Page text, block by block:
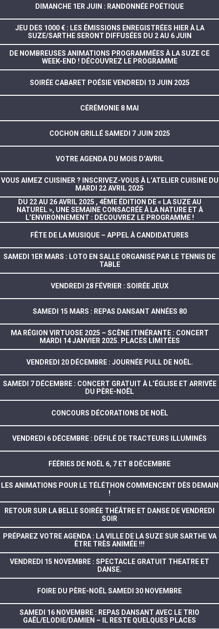
DIMANCHE 1ER JUIN : RANDONNÉE POÉTIQUE
JEU DES 1000 € : LES ÉMISSIONS ENREGISTRÉES HIER À LA
SUZE/SARTHE SERONT DIFFUSÉES DU 2 AU 6 JUIN
DE NOMBREUSES ANIMATIONS PROGRAMMÉES À LA SUZE CE
WEEK-END ! DÉCOUVREZ LE PROGRAMME
SOIRÉE CABARET POÉSIE VENDREDI 13 JUIN 2025
CÉRÉMONIE 8 MAI
COCHON GRILLÉ SAMEDI 7 JUIN 2025
VOTRE AGENDA DU MOIS D’AVRIL
VOUS AIMEZ CUISINER ? INSCRIVEZ-VOUS À L’ATELIER CUISINE DU
MARDI 22 AVRIL 2025
DU 22 AU 26 AVRIL 2025 , 4ÈME ÉDITION DE « LA SUZE AU
NATUREL », UNE SEMAINE CONSACRÉE À LA NATURE ET À
L’ENVIRONNEMENT : DÉCOUVREZ LE PROGRAMME !
FÊTE DE LA MUSIQUE – APPEL À CANDIDATURES
SAMEDI 1ER MARS : LOTO EN SALLE ORGANISÉ PAR LE TENNIS DE
TABLE
VENDREDI 28 FÉVRIER : SOIRÉE JEUX
SAMEDI 15 MARS : REPAS DANSANT ANNÉES 80
MA RÉGION VIRTUOSE 2025 – SCÈNE ITINÉRANTE : CONCERT
MARDI 14 JANVIER 2025. PLACES LIMITÉES
VENDREDI 20 DÉCEMBRE : JOURNÉE PULL DE NOËL.
SAMEDI 7 DÉCEMBRE : CONCERT GRATUIT À L’ÉGLISE ET ARRIVÉE
DU PÈRE-NOËL
CONCOURS DÉCORATIONS DE NOËL
VENDREDI 6 DÉCEMBRE : DÉFILÉ DE TRACTEURS ILLUMINÉS
FÉÉRIES DE NOËL 6, 7 ET 8 DÉCEMBRE
LES ANIMATIONS POUR LE TÉLÉTHON COMMENCENT DÈS DEMAIN
!
RETOUR SUR LA BELLE SOIRÉE THÉÂTRE ET DANSE DE VENDREDI
SOIR
PRÉPAREZ VOTRE AGENDA : LA VILLE DE LA SUZE SUR SARTHE VA
ÊTRE TRÈS ANIMÉE !!!
VENDREDI 15 NOVEMBRE : SPECTACLE GRATUIT THEATRE ET
DANSE.
FOIRE DU PÈRE-NOËL SAMEDI 30 NOVEMBRE
SAMEDI 16 NOVEMBRE : REPAS DANSANT AVEC LE TRIO
GAËL/ELODIE/DAMIEN – IL RESTE QUELQUES PLACES